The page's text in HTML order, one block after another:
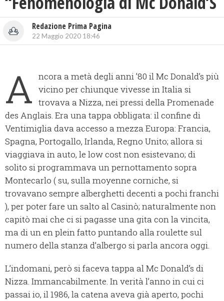
Redazione Prima Pagina
22 Maggio 2020 18:46
A ncora a metà degli anni ’80 il Mc Donald’s più
vicino per chiunque vivesse in Italia si
trovava a Nizza, nei pressi della Promenade
des Anglais. Era una tappa obbligata: il confine di
Ventimiglia dava accesso a mezza Europa: Francia,
Spagna, Portogallo, Irlanda, Regno Unito; allora si
viaggiava in auto, le low cost non esistevano; di
solito si programmava un pernottamento sopra
Montecarlo ( su, sulla moyenne corniche, si
trovavano sempre alberghetti decenti a pochi franchi
), per poter fare un salto al Casinò; naturalmente non
capitò mai che ci si pagasse una gita con la vincita,
ma di un en plein fatto puntando alla roulette sul
numero della stanza d’albergo si parla ancora oggi.
L’indomani, però si faceva tappa al Mc Donald’s di
Nizza. Immancabilmente. In verità l’anno in cui ci
passai io, il 1986, la catena aveva già aperto, pochi